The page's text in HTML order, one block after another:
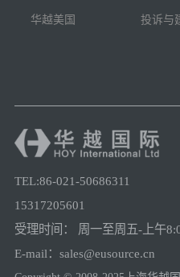
华越美国 投诉与
TEL:86-021-50686311
15317205601
受理时间： 周一至周五-上午
E-mail：sales@eusource.cn